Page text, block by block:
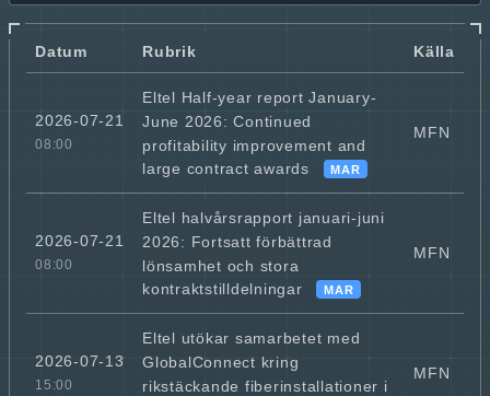
Datum Rubrik Källa
2026-07-21
08:00
Eltel Half-year report January-
June 2026: Continued
profitability improvement and
large contract awards
MAR
MFN
2026-07-21
08:00
Eltel halvårsrapport januari-juni
2026: Fortsatt förbättrad
lönsamhet och stora
kontraktstilldelningar
MAR
MFN
2026-07-13
15:00
Eltel utökar samarbetet med
GlobalConnect kring
rikstäckande fiberinstallationer i
MFN